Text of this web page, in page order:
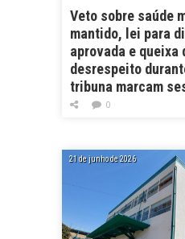
Veto sobre saúde
mantido, lei para
aprovada e queixa
desrespeito
tribuna marcam
Câmara
0
21 de junho de 2026